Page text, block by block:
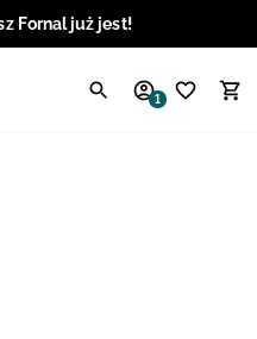
Fornal już jest!
1